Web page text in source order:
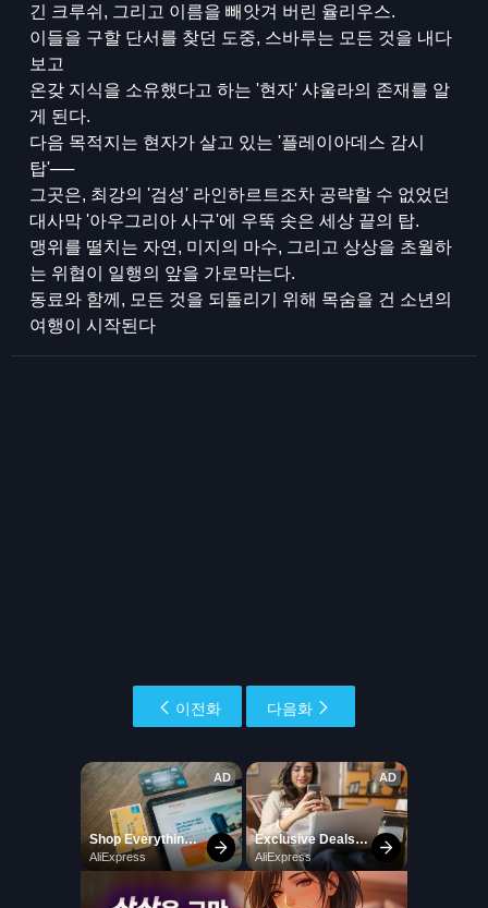
긴 크루쉬, 그리고 이름을 빼앗겨 버린 율리우스.
이들을 구할 단서를 찾던 도중, 스바루는 모든 것을 내다
보고
온갖 지식을 소유했다고 하는 '현자' 샤울라의 존재를 알
게 된다.
다음 목적지는 현자가 살고 있는 '플레이아데스 감시
탑'──
그곳은, 최강의 '검성' 라인하르트조차 공략할 수 없었던
대사막 '아우그리아 사구'에 우뚝 솟은 세상 끝의 탑.
맹위를 떨치는 자연, 미지의 마수, 그리고 상상을 초월하
는 위협이 일행의 앞을 가로막는다.
동료와 함께, 모든 것을 되돌리기 위해 목숨을 건 소년의
여행이 시작된다
이전화 다음화